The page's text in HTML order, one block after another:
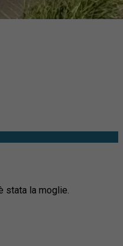
stata la moglie.